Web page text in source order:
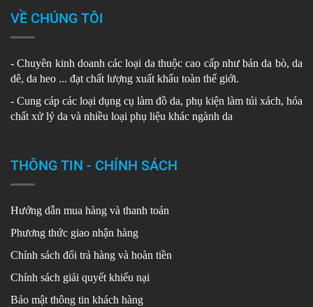
VỀ CHÚNG TÔI
- Chuyên kinh doanh các loại da thuộc cao cấp như bán da bò, da
dê, da heo ... đạt chất lượng xuất khẩu toàn thế giới.
- Cung cáp các loại dụng cụ làm đồ da, phụ kiện làm túi xách, hóa
chất xử lý da và nhiều loại phụ liệu khác ngành da
THÔNG TIN - CHÍNH SÁCH
Hướng dẫn mua hàng và thanh toán
Phương thức giao nhận hàng
Chính sách đổi trả hàng và hoàn tiền
Chính sách giải quyết khiếu nại
Bảo mật thông tin khách hàng